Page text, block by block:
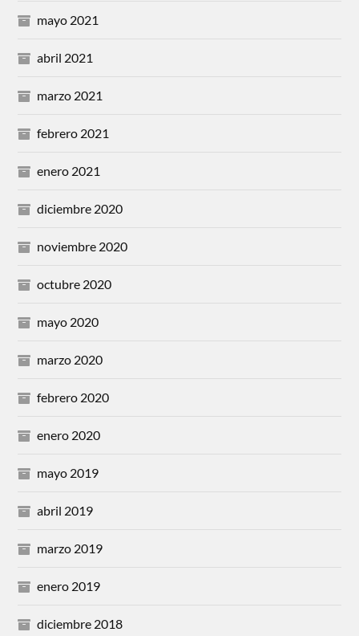
mayo 2021
abril 2021
marzo 2021
febrero 2021
enero 2021
diciembre 2020
noviembre 2020
octubre 2020
mayo 2020
marzo 2020
febrero 2020
enero 2020
mayo 2019
abril 2019
marzo 2019
enero 2019
diciembre 2018